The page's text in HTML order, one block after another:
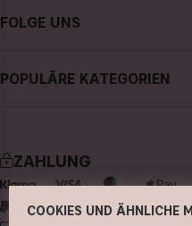
Datenschutzerklärung
Store
Kauf widerrufen
FOLGE UNS
Facebook
Pinterest
POPULÄRE KATEGORIEN
make-up
hautpflege
ZAHLUNG
COOKIES UND ÄHNLICHE